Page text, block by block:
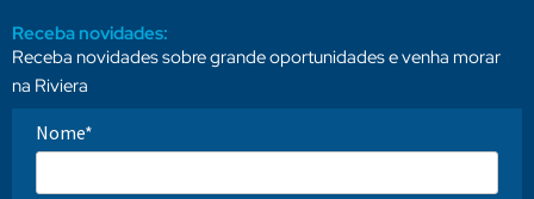
Receba novidades:
Receba novidades sobre grande oportunidades e venha morar
na Riviera
Nome*